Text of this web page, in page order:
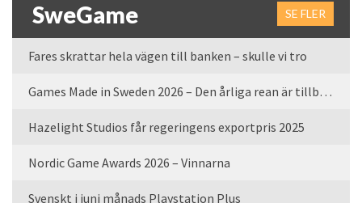
SweGame SE FLER
Fares skrattar hela vägen till banken – skulle vi tro
Games Made in Sweden 2026 – Den årliga rean är tillbaka
Hazelight Studios får regeringens exportpris 2025
Nordic Game Awards 2026 – Vinnarna
Svenskt i juni månads Playstation Plus